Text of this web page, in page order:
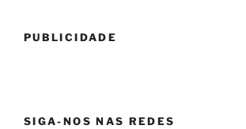
PUBLICIDADE
SIGA-NOS NAS REDES